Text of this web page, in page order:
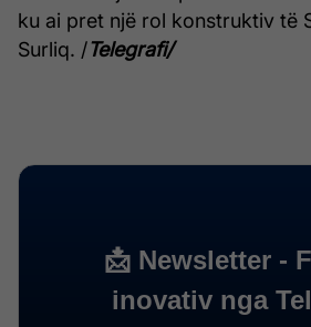
ku ai pret një rol konstruktiv të
Surliq. /Telegrafi/